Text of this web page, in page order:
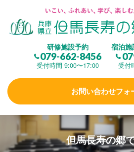
研修施設予約
079-662-8456
受付時間 9:00〜17:00
宿泊
受付
お問い合わせフォ
但馬長寿の郷とは
(研修施設)
楽しむ
学 ぶ(健康福祉)但馬長寿の郷